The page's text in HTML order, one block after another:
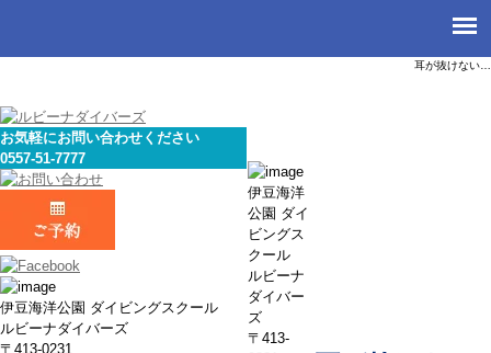
耳が抜けない…
お気軽にお問い合わせください
0557-51-7777
伊豆海洋公園 ダイビングスクール
ルビーナダイバーズ
〒413-0231
伊豆海洋
公園 ダイ
ビングス
クール
ルビーナ
ダイバー
ズ
〒413-